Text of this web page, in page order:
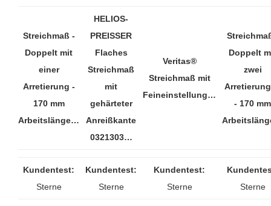
Streichmaß -
Doppelt mit
einer
Arretierung -
170 mm
Arbeitslänge…
HELIOS-
PREISSER
Flaches
Streichmaß
mit
gehärteter
Anreißkante
0321303…
Veritas®
Streichmaß mit
Feineinstellung…
Doppelt
zwei
- 170 mm
Kundentest:
Sterne
Kundentest:
Sterne
Kundentest:
Sterne
Sterne